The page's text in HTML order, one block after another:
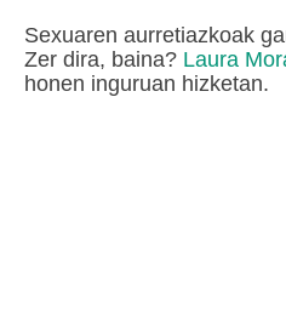
Sexuaren aurretiazkoak
Zer dira, baina? Laura
honen inguruan hizketan.